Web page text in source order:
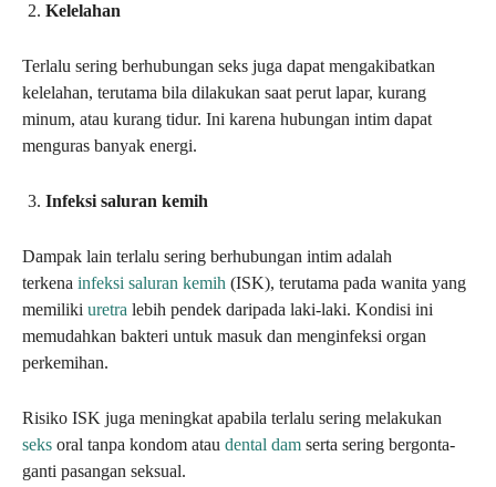
Kelelahan
Terlalu sering berhubungan seks juga dapat mengakibatkan
kelelahan, terutama bila dilakukan saat perut lapar, kurang
minum, atau kurang tidur. Ini karena hubungan intim dapat
menguras banyak energi.
Infeksi saluran kemih
Dampak lain terlalu sering berhubungan intim adalah
terkena infeksi saluran kemih (ISK), terutama pada wanita yang
memiliki uretra lebih pendek daripada laki-laki. Kondisi ini
memudahkan bakteri untuk masuk dan menginfeksi organ
perkemihan.
Risiko ISK juga meningkat apabila terlalu sering melakukan
seks oral tanpa kondom atau dental dam serta sering bergonta-
ganti pasangan seksual.